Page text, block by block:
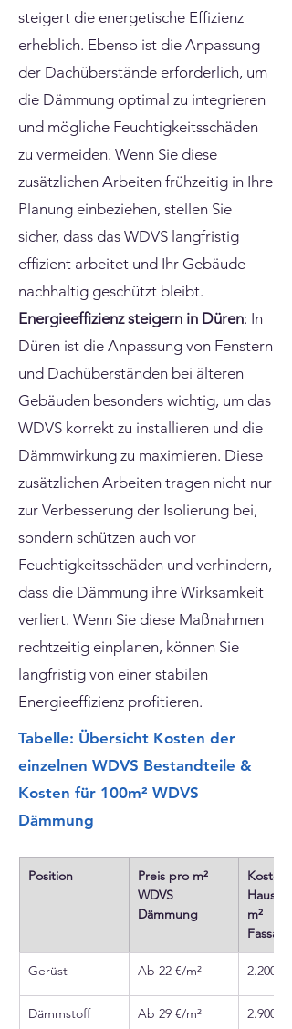
steigert die energetische Effizienz
erheblich. Ebenso ist die Anpassung
der Dachüberstände erforderlich, um
die Dämmung optimal zu integrieren
und mögliche Feuchtigkeitsschäden
zu vermeiden. Wenn Sie diese
zusätzlichen Arbeiten frühzeitig in Ihre
Planung einbeziehen, stellen Sie
sicher, dass das WDVS langfristig
effizient arbeitet und Ihr Gebäude
nachhaltig geschützt bleibt.
Energieeffizienz steigern in Düren: In
Düren ist die Anpassung von Fenstern
und Dachüberständen bei älteren
Gebäuden besonders wichtig, um das
WDVS korrekt zu installieren und die
Dämmwirkung zu maximieren. Diese
zusätzlichen Arbeiten tragen nicht nur
zur Verbesserung der Isolierung bei,
sondern schützen auch vor
Feuchtigkeitsschäden und verhindern,
dass die Dämmung ihre Wirksamkeit
verliert. Wenn Sie diese Maßnahmen
rechtzeitig einplanen, können Sie
langfristig von einer stabilen
Energieeffizienz profitieren.
Tabelle: Übersicht Kosten der
einzelnen WDVS Bestandteile &
Kosten für 100m² WDVS
Dämmung
Position
Preis pro m²
WDVS
Dämmung
Kosten
Haus
m²
Gerüst Ab 22 €/m² 2.200 €
Dämmstoff Ab 29 €/m² 2.900 €